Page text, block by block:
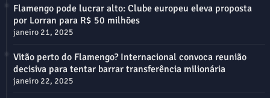
Flamengo pode lucrar alto: Clube europeu eleva proposta
por Lorran para R$ 50 milhões
janeiro 21, 2025
Vitão perto do Flamengo? Internacional convoca reunião
decisiva para tentar barrar transferência milionária
janeiro 22, 2025